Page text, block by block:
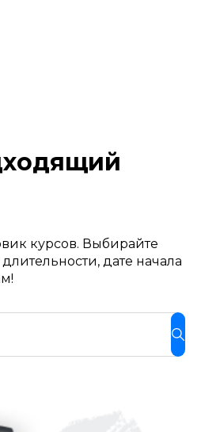
курсов. Выбирайте
дате начала